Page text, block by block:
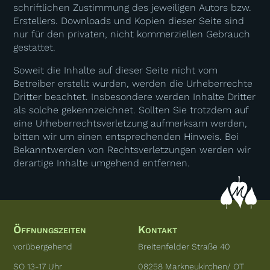
schriftlichen Zustimmung des jeweiligen Autors bzw.
Erstellers. Downloads und Kopien dieser Seite sind
nur für den privaten, nicht kommerziellen Gebrauch
gestattet.
Soweit die Inhalte auf dieser Seite nicht vom
Betreiber erstellt wurden, werden die Urheberrechte
Dritter beachtet. Insbesondere werden Inhalte Dritter
als solche gekennzeichnet. Sollten Sie trotzdem auf
eine Urheberrechtsverletzung aufmerksam werden,
bitten wir um einen entsprechenden Hinweis. Bei
Bekanntwerden von Rechtsverletzungen werden wir
derartige Inhalte umgehend entfernen.
Öffnungszeiten
vorübergehend
SO 13-17 Uhr
Kontakt
Breitenfelder Straße 40
08258 Markneukirchen/ OT